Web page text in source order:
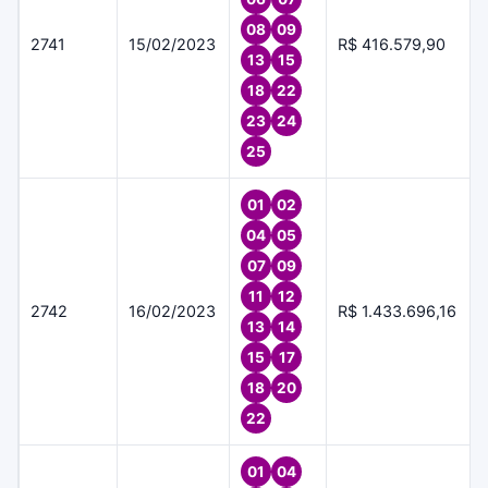
2741 15/02/2023
08
09
13
15
18
22
23
24
25
R$ 416.579,90
2742 16/02/2023
01
02
04
05
07
09
11
12
13
14
15
17
18
20
22
R$ 1.433.696,16
01 04